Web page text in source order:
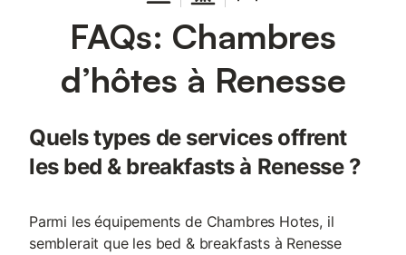
FAQs: Chambres
d’hôtes à Renesse
Quels types de services offrent
les bed & breakfasts à Renesse ?
Parmi les équipements de Chambres Hotes, il
semblerait que les bed & breakfasts à Renesse